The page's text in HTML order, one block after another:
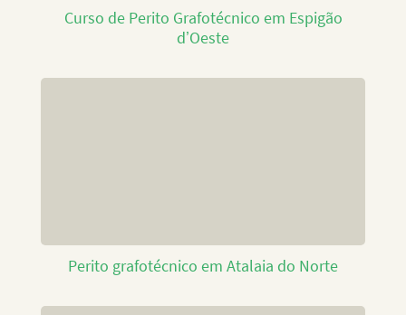
Curso de Perito Grafotécnico em Espigão
d’Oeste
Perito grafotécnico em Atalaia do Norte